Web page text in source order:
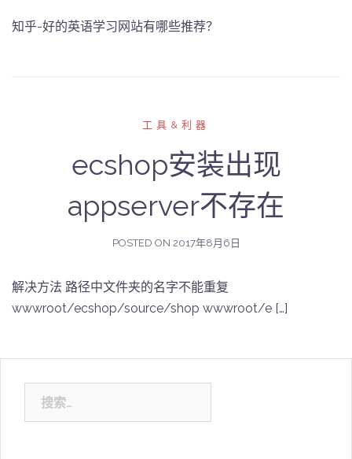
知乎-好的英语学习网站有哪些推荐？
工具&利器
ecshop安装出现
appserver不存在
POSTED ON 2017年8月6日
解决方法 路径中文件夹的名字不能重复
wwwroot/ecshop/source/shop wwwroot/e […]
索：